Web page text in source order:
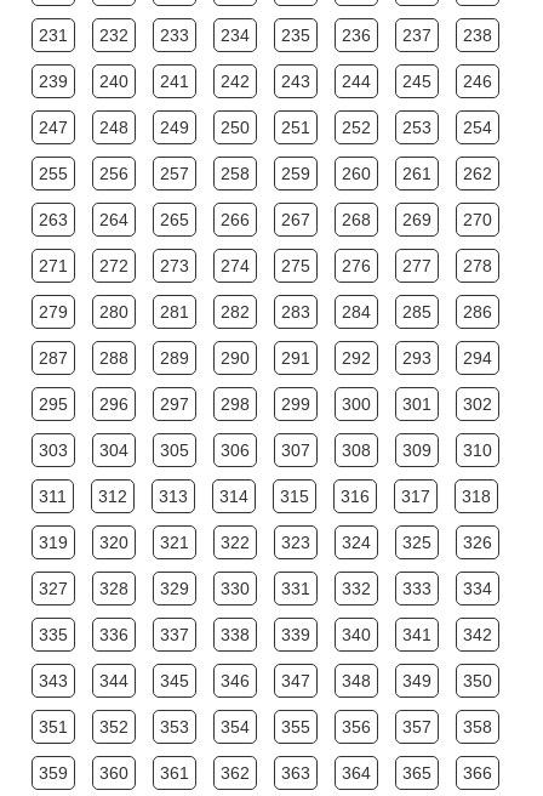
231 232 233 234 235 236 237 238
239 240 241 242 243 244 245 246
247 248 249 250 251 252 253 254
255 256 257 258 259 260 261 262
263 264 265 266 267 268 269 270
271 272 273 274 275 276 277 278
279 280 281 282 283 284 285 286
287 288 289 290 291 292 293 294
295 296 297 298 299 300 301 302
303 304 305 306 307 308 309 310
311 312 313 314 315 316 317 318
319 320 321 322 323 324 325 326
327 328 329 330 331 332 333 334
335 336 337 338 339 340 341 342
343 344 345 346 347 348 349 350
351 352 353 354 355 356 357 358
359 360 361 362 363 364 365 366